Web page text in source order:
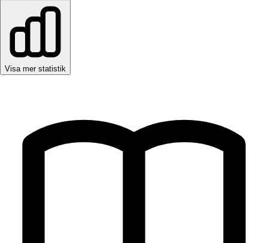
Visa mer statistik